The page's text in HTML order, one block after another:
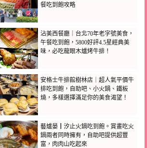
餐吃到飽攻略
沾美西餐廳｜台北70年老字號美食，
午餐吃到飽，5800好評4.5星經典美
味，必吃龍眼木爐烤牛排！
安格士牛排館樹林店｜超人氣平價牛
排吃到飽，自助吧、小火鍋、鐵板
燒，多樣選擇滿足你的美食渴望！
藝爐晏┃汐止火鍋吃到飽。賞畫吃火
鍋兩者同時擁有，自助吧提供超豐
富，肉肉山吃起來